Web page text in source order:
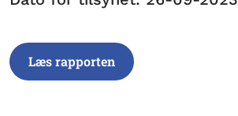
Læs rapporten